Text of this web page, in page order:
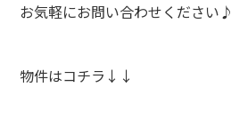
お気軽にお問い合わせください♪
物件はコチラ↓↓